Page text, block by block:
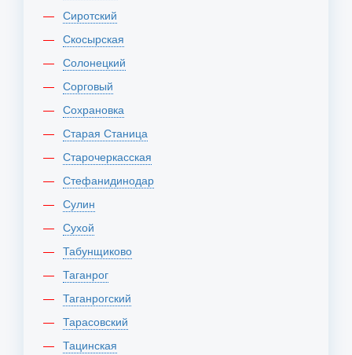
Сиротский
Скосырская
Солонецкий
Сорговый
Сохрановка
Старая Станица
Старочеркасская
Стефанидинодар
Сулин
Сухой
Табунщиково
Таганрог
Таганрогский
Тарасовский
Тацинская